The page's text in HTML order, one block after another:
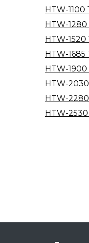
HTW-1100
HTW-1280
HTW-1520
HTW-1685
HTW-1900
HTW-
HTW-
HTW-2530